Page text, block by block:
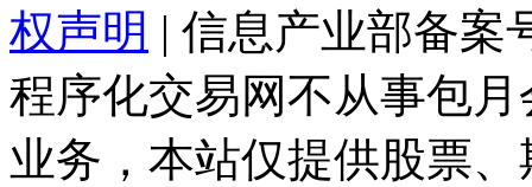
权声明 | 信息产业部备案
程序化交易网不从事包
业务，本站仅提供股票